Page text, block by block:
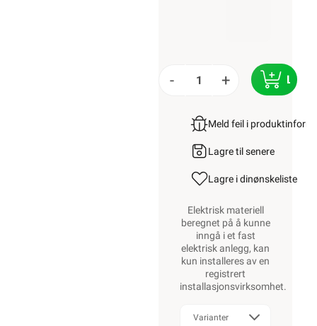
- +
Meld feil i
Lagre til senere
Lagre i dinønskeliste
Elektrisk materiell
beregnet på å kunne
inngå i et fast
elektrisk anlegg, kan
kun installeres av en
registrert
installasjonsvirksomhet.
Varianter